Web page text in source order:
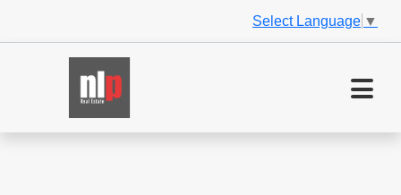
Select Language ▼